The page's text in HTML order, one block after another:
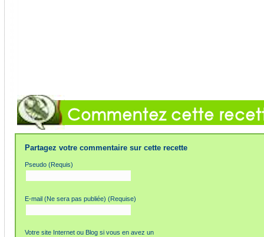
Partagez votre commentaire sur cette recette
Pseudo (Requis)
E-mail (Ne sera pas publiée) (Requise)
Votre site Internet ou Blog si vous en avez un